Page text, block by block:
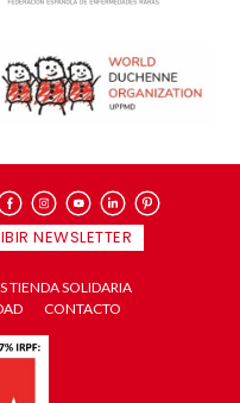
NEWSLETTER
TIENDA SOLIDARIA
CONTACTO